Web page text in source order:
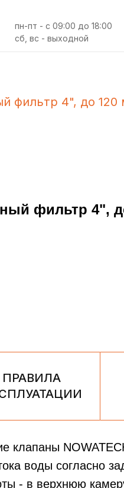
пн-пт - с 09:00 до 18:00
сб, вс - выходной
фильтр 4", до 120
фильтр 4",
ПРАВИЛА
клапаны
воды согласно
- в верхнюю